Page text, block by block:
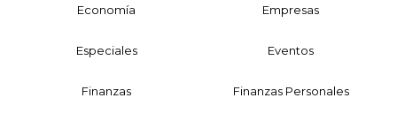
Economía Empresas
Especiales Eventos
Finanzas Finanzas Personales